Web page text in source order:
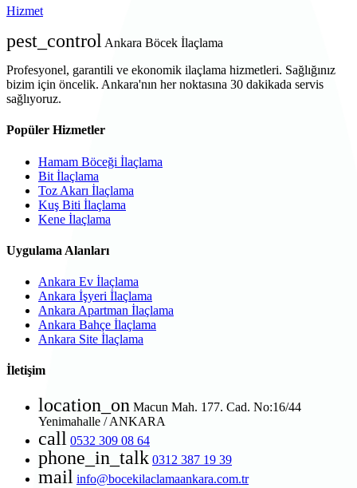
Hizmet
pest_control Ankara Böcek İlaçlama
Profesyonel, garantili ve ekonomik ilaçlama hizmetleri. Sağlığınız
bizim için öncelik. Ankara'nın her noktasına 30 dakikada servis
sağlıyoruz.
Popüler Hizmetler
Hamam Böceği İlaçlama
Bit İlaçlama
Toz Akarı İlaçlama
Kuş Biti İlaçlama
Kene İlaçlama
Uygulama Alanları
Ankara Ev İlaçlama
Ankara İşyeri İlaçlama
Ankara Apartman İlaçlama
Ankara Bahçe İlaçlama
Ankara Site İlaçlama
İletişim
location_on Macun Mah. 177. Cad. No:16/44
Yenimahalle / ANKARA
call 0532 309 08 64
phone_in_talk 0312 387 19 39
mail info@bocekilaclamaankara.com.tr